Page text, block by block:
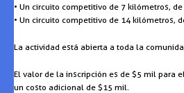
• Un circuito competitivo de 7 kilómetros,
• Un circuito competitivo de 14 kilómetros,
La actividad está abierta a toda la
El valor de la inscripción es de $5 mil para
un costo adicional de $15 mil.